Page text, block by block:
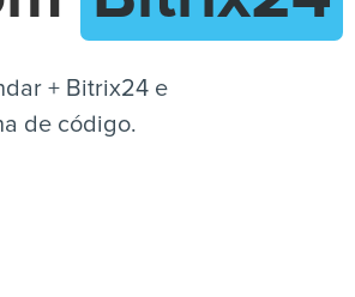
+ Bitrix24 e
de código.